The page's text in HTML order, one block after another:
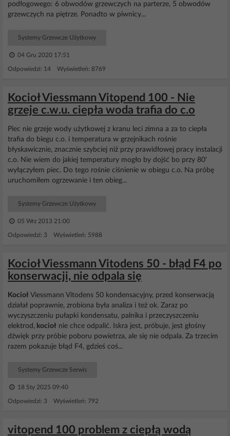
podłogowego: 6 obwodów grzewczych na parterze, 5 obwodów
grzewczych na piętrze. Ponadto w piwnicy...
Systemy Grzewcze Użytkowy
04 Gru 2020 17:51
Odpowiedzi: 14 Wyświetleń: 8769
Kocioł Viessmann Vitopend 100 - Nie
grzeje c.w.u. ciepła woda trafia do c.o
Piec nie grzeje wody użytkowej z kranu leci zimna a za to ciepła
trafia do biegu c.o. i temperatura w grzejnikach rośnie
błyskawicznie, znacznie szybciej niż przy prawidłowej pracy instalacji
c.o. Nie wiem do jakiej temperatury mogło by dojść bo przy 80'
wyłączyłem piec. Do tego rośnie ciśnienie w obiegu c.o. Na próbę
uruchomiłem ogrzewanie i ten obieg...
Systemy Grzewcze Użytkowy
05 Wrz 2013 21:00
Odpowiedzi: 3 Wyświetleń: 5988
Kocioł Viessmann Vitodens 50 - błąd F4 po
konserwacji, nie odpala się
Kocioł Viessmann Vitodens 50 kondensacyjny, przed konserwacją
działał poprawnie, zrobiona była analiza i też ok. Zaraz po
wyczyszczeniu pułapki kondensatu, palnika i przeczyszczeniu
elektrod, kocioł nie chce odpalić. Iskra jest, próbuje, jest głośny
dźwięk przy próbie poboru powietrza, ale się nie odpala. Za trzecim
razem pokazuje błąd F4, gdzieś coś...
Systemy Grzewcze Serwis
18 Sty 2025 09:40
Odpowiedzi: 3 Wyświetleń: 792
vitopend 100 problem z ciepłą wodą